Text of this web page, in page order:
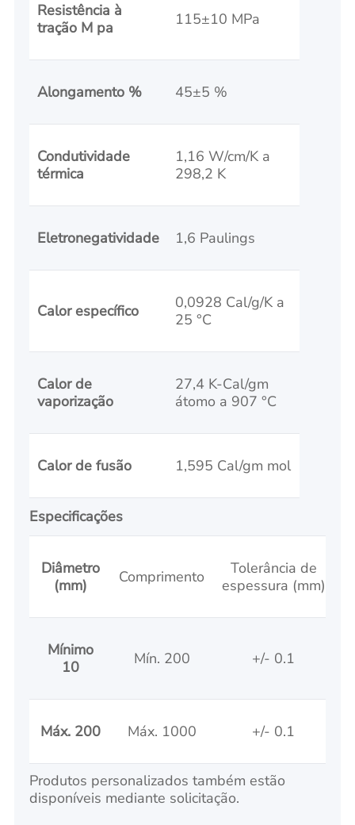
Resistência à
tração M pa
115±10 MPa
Alongamento % 45±5 %
Condutividade
térmica
1,16 W/cm/K a
298,2 K
Eletronegatividade 1,6 Paulings
Calor específico
0,0928 Cal/g/K a
25 °C
Calor de
vaporização
27,4 K-Cal/gm
átomo a 907 °C
Calor de fusão 1,595 Cal/gm mol
Especificações
Diâmetro
(mm)
Comprimento
Tolerância de
espessura (mm)
Mínimo
10
Mín. 200 +/- 0.1
Máx. 200 Máx. 1000 +/- 0.1
Produtos personalizados também estão
disponíveis mediante solicitação.